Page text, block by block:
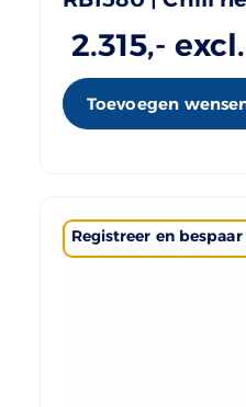
2.315,-
Toevoegen
Registreer en bespaar